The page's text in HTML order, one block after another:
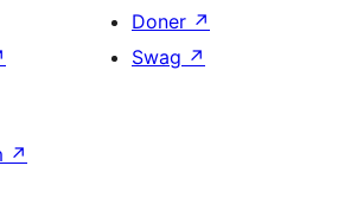
Doner ↗
Swag ↗
↗